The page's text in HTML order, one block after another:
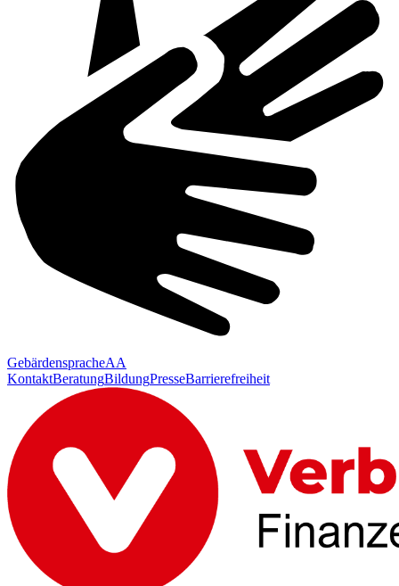
GebärdenspracheAA
KontaktBeratungBildungPresseBarrierefreiheit